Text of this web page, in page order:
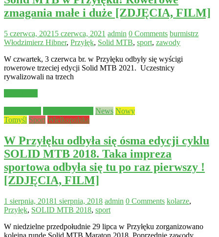
zmagania małe i duże [ZDJĘCIA, FILM]
5 czerwca, 2021 5 czerwca, 2021 admin 0 Comments burmistrz
Włodzimierz Hibner, Przyłęk, Solid MTB, sport, zawody
W czwartek, 3 czerwca br. w Przyłęku odbyły się wyścigi
rowerowe trzeciej edycji Solid MTB 2021. Uczestnicy
rywalizowali na trzech
News Nowy
Tomyśl Sport Wielkopolska
W Przyłęku odbyła się ósma edycji cyklu
SOLID MTB 2018. Taka impreza
sportowa odbyła się tu po raz pierwszy !
[ZDJĘCIA, FILM]
1 sierpnia, 20181 sierpnia, 2018 admin 0 Comments kolarze,
Przyłęk, SOLID MTB 2018, sport
W niedzielne przedpołudnie 29 lipca w Przyłęku zorganizowano
kolejną rundę Solid MTB Maraton 2018. Poprzednie zawody